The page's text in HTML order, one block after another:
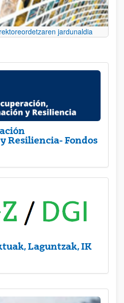
jardunaldia
Resiliencia- Fondos
Laguntzak, IK